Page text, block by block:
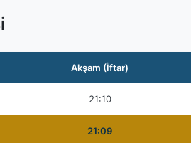
Akşam (İftar)
21:10
21:09